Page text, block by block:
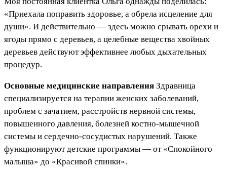
«Приехала поправить здоровье, а обрела исцеление для
души». И действительно — здесь можно срывать орехи и
ягоды прямо с деревьев, а целебные вещества хвойных
деревьев действуют эффективнее любых дыхательных
процедур.
Основные медицинские направления Здравница
специализируется на терапии женских заболеваний,
проблем с зачатием, расстройств нервной системы,
повышенного давления, болезней костно-мышечной
системы и сердечно-сосудистых нарушений. Также
функционируют детские программы — от «Спокойного
малыша» до «Красивой спинки».